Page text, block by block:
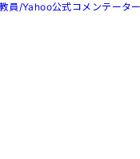
員/Yahoo公式コメンテータ